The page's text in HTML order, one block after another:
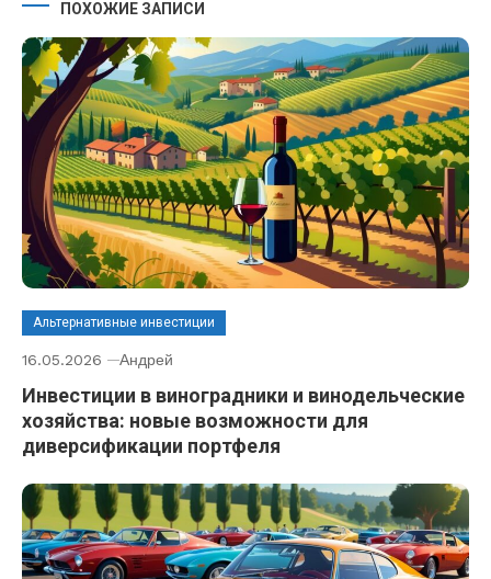
ПОХОЖИЕ ЗАПИСИ
Альтернативные инвестиции
16.05.2026 Андрей
Инвестиции в виноградники и винодельческие
хозяйства: новые возможности для
диверсификации портфеля